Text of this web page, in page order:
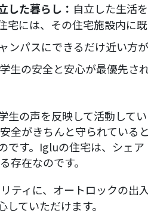
した暮らし： 自立した生活
には、その住宅施設内に
ンパスにできるだけ近い方
の安全と安心が最優先さ
の声を反映して活動して
全がきちんと守られている
す。Igluの住宅は、シェ
存在なのです。
ティに、オートロックの
ていただけます。